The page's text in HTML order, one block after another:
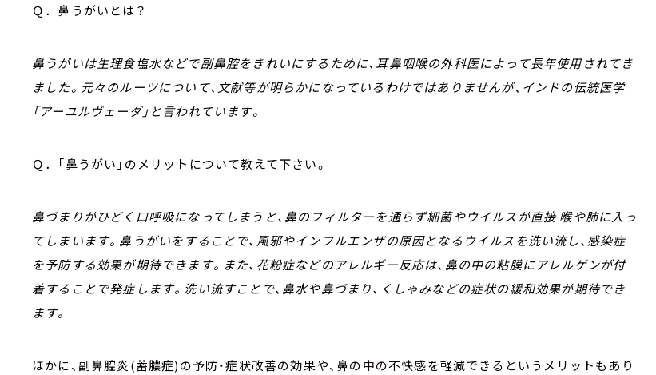
Ｑ．鼻うがいとは？
鼻うがいは生理食塩水などで副鼻腔をきれいにするために、耳鼻咽喉の外科医によって長年使用されてき
ました。元々のルーツについて、文献等が明らかになっているわけではありませんが、インドの伝統医学
「アーユルヴェーダ」と言われています。
Ｑ．「鼻うがい」のメリットについて教えて下さい。
鼻づまりがひどく口呼吸になってしまうと、鼻のフィルターを通らず細菌やウイルスが直接 喉や肺に入っ
てしまいます。鼻うがいをすることで、風邪やインフルエンザの原因となるウイルスを洗い流し、感染症
を予防する効果が期待できます。また、花粉症などのアレルギー反応は、鼻の中の粘膜にアレルゲンが付
着することで発症します。洗い流すことで、鼻水や鼻づまり、くしゃみなどの症状の緩和効果が期待でき
ます。
ほかに、副鼻腔炎(蓄膿症)の予防・症状改善の効果や、鼻の中の不快感を軽減できるというメリットもあり